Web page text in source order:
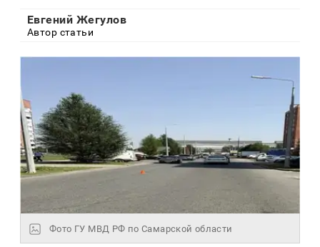
Евгений Жегулов
Автор статьи
Фото ГУ МВД РФ по Самарской области